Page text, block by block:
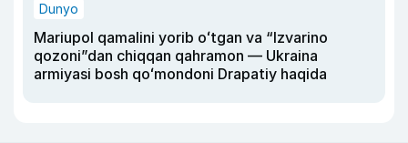
Dunyo
Mariupol qamalini yorib oʻtgan va “Izvarino
qozoni”dan chiqqan qahramon — Ukraina
armiyasi bosh qoʻmondoni Drapatiy haqida